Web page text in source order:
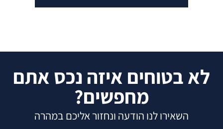
בטוחים איזה נכס אתם
מחפשים?
השאירו לנו הודעה ונחזור אליכם במהרה